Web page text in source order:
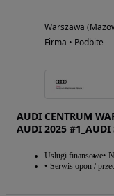
Warszawa
Firma • Podbite
AUDI CENTRUM
AUDI 2025 #1_AUDI
Usługi finansowe
Serwis opon /